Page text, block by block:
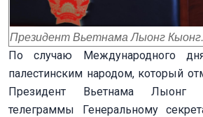
Президент Вьетнама Лыонг
По случаю Международного
палестинским народом, который
Президент Вьетнама Лыонг
телеграммы Генеральному